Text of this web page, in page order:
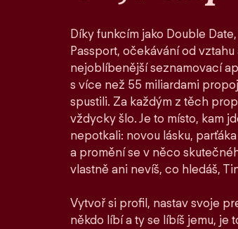
Díky funkcím jako Double
Passport, očekávání od
nejoblíbenější seznamovací
s více než 55 miliardami
spustili. Za každým z těch
vždycky šlo. Je to místo, kam
nepotkali: novou lásku,
a promění se v něco
vlastně ani nevíš, co hledáš,
Vytvoř si profil, nastav svoje
někdo líbí a ty se líbíš jemu, je